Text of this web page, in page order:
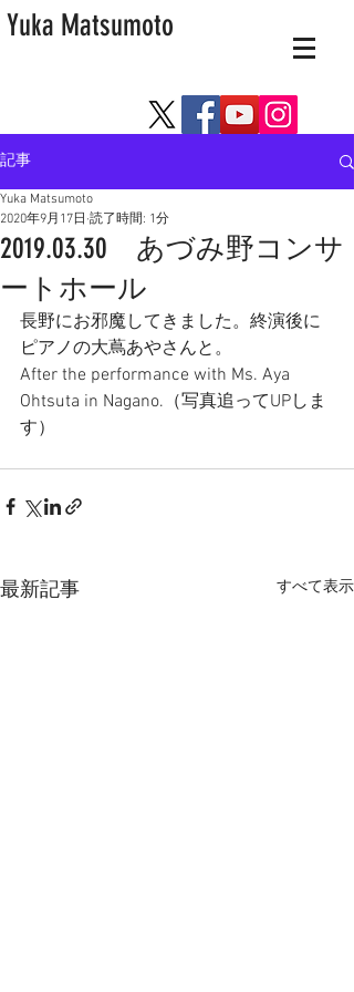
Yuka Matsumoto
記事
2019.03.30 あづみ野コンサ
ートホール
Yuka Matsumoto
2020年9月17日 読了時間: 1分
長野にお邪魔してきました。終演後に
ピアノの大蔦あやさんと。
After the performance with Ms. Aya
Ohtsuta in Nagano.（写真追ってUPしま
す）
最新記事 すべて表示